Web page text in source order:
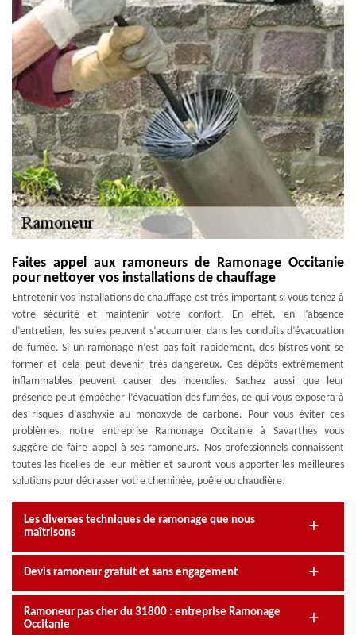
Faites appel aux ramoneurs de Ramonage Occitanie
pour nettoyer vos installations de chauffage
Entretenir vos installations de chauffage est très important si vous tenez à
votre sécurité et maintenir votre confort. En effet, en l’absence
d’entretien, les suies peuvent s’accumuler dans les conduits d’évacuation
de fumée. Si un ramonage n’est pas fait rapidement, des bistres vont se
former et cela peut devenir très dangereux. Ces dépôts extrêmement
inflammables peuvent causer des incendies. Sachez aussi que leur
présence peut empêcher l’évacuation des fumées, ce qui vous exposera à
des risques d’asphyxie au monoxyde de carbone. Pour vous éviter ces
problèmes, notre entreprise Ramonage Occitanie à Savarthes vous
suggère de faire appel à ses ramoneurs. Nos professionnels connaissent
toutes les ficelles de leur métier et sauront vous apporter les meilleures
solutions pour décrasser votre cheminée, poêle ou chaudière.
Les diverses techniques de ramonage que nous
maîtrisons
Devis ramoneur gratuit et sans engagement
Ramoneur pas cher du 31800 : entreprise Ramonage
Occitanie